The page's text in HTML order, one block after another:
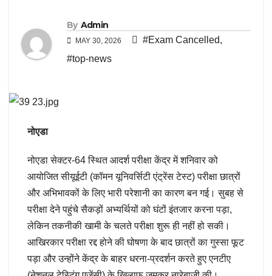
By Admin
MAY 30, 2026 #Exam Cancelled,
#top-news
नोएडा
नोएडा सेक्टर-64 स्थित आदर्श परीक्षा केंद्र में शनिवार को
आयोजित सीयूईटी (कॉमन यूनिवर्सिटी एंट्रेंस टेस्ट) परीक्षा छात्रों
और अभिभावकों के लिए भारी परेशानी का कारण बन गई। सुबह से
परीक्षा देने पहुंचे सैकड़ों अभ्यर्थियों को घंटों इंतजार करना पड़ा,
लेकिन तकनीकी खामी के चलते परीक्षा शुरू ही नहीं हो सकी।
आखिरकार परीक्षा रद्द होने की घोषणा के बाद छात्रों का गुस्सा फूट
पड़ा और उन्होंने केंद्र के बाहर धरना-प्रदर्शन करते हुए एनटीए